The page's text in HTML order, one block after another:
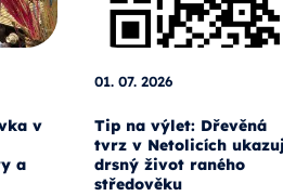
v
a
01. 07. 2026
Tip na výlet: Dřevěná
tvrz v Netolicích
drsný život raného
středověku